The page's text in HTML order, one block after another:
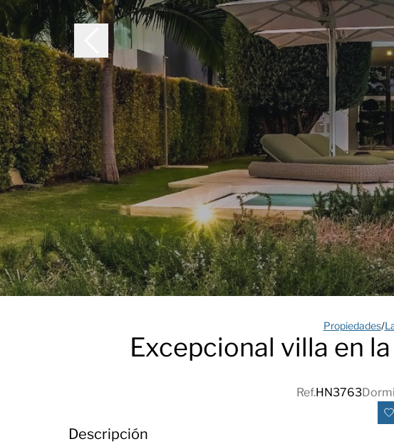
Propiedades/
Excepcional villa en
Ref.HN3763
Descripción